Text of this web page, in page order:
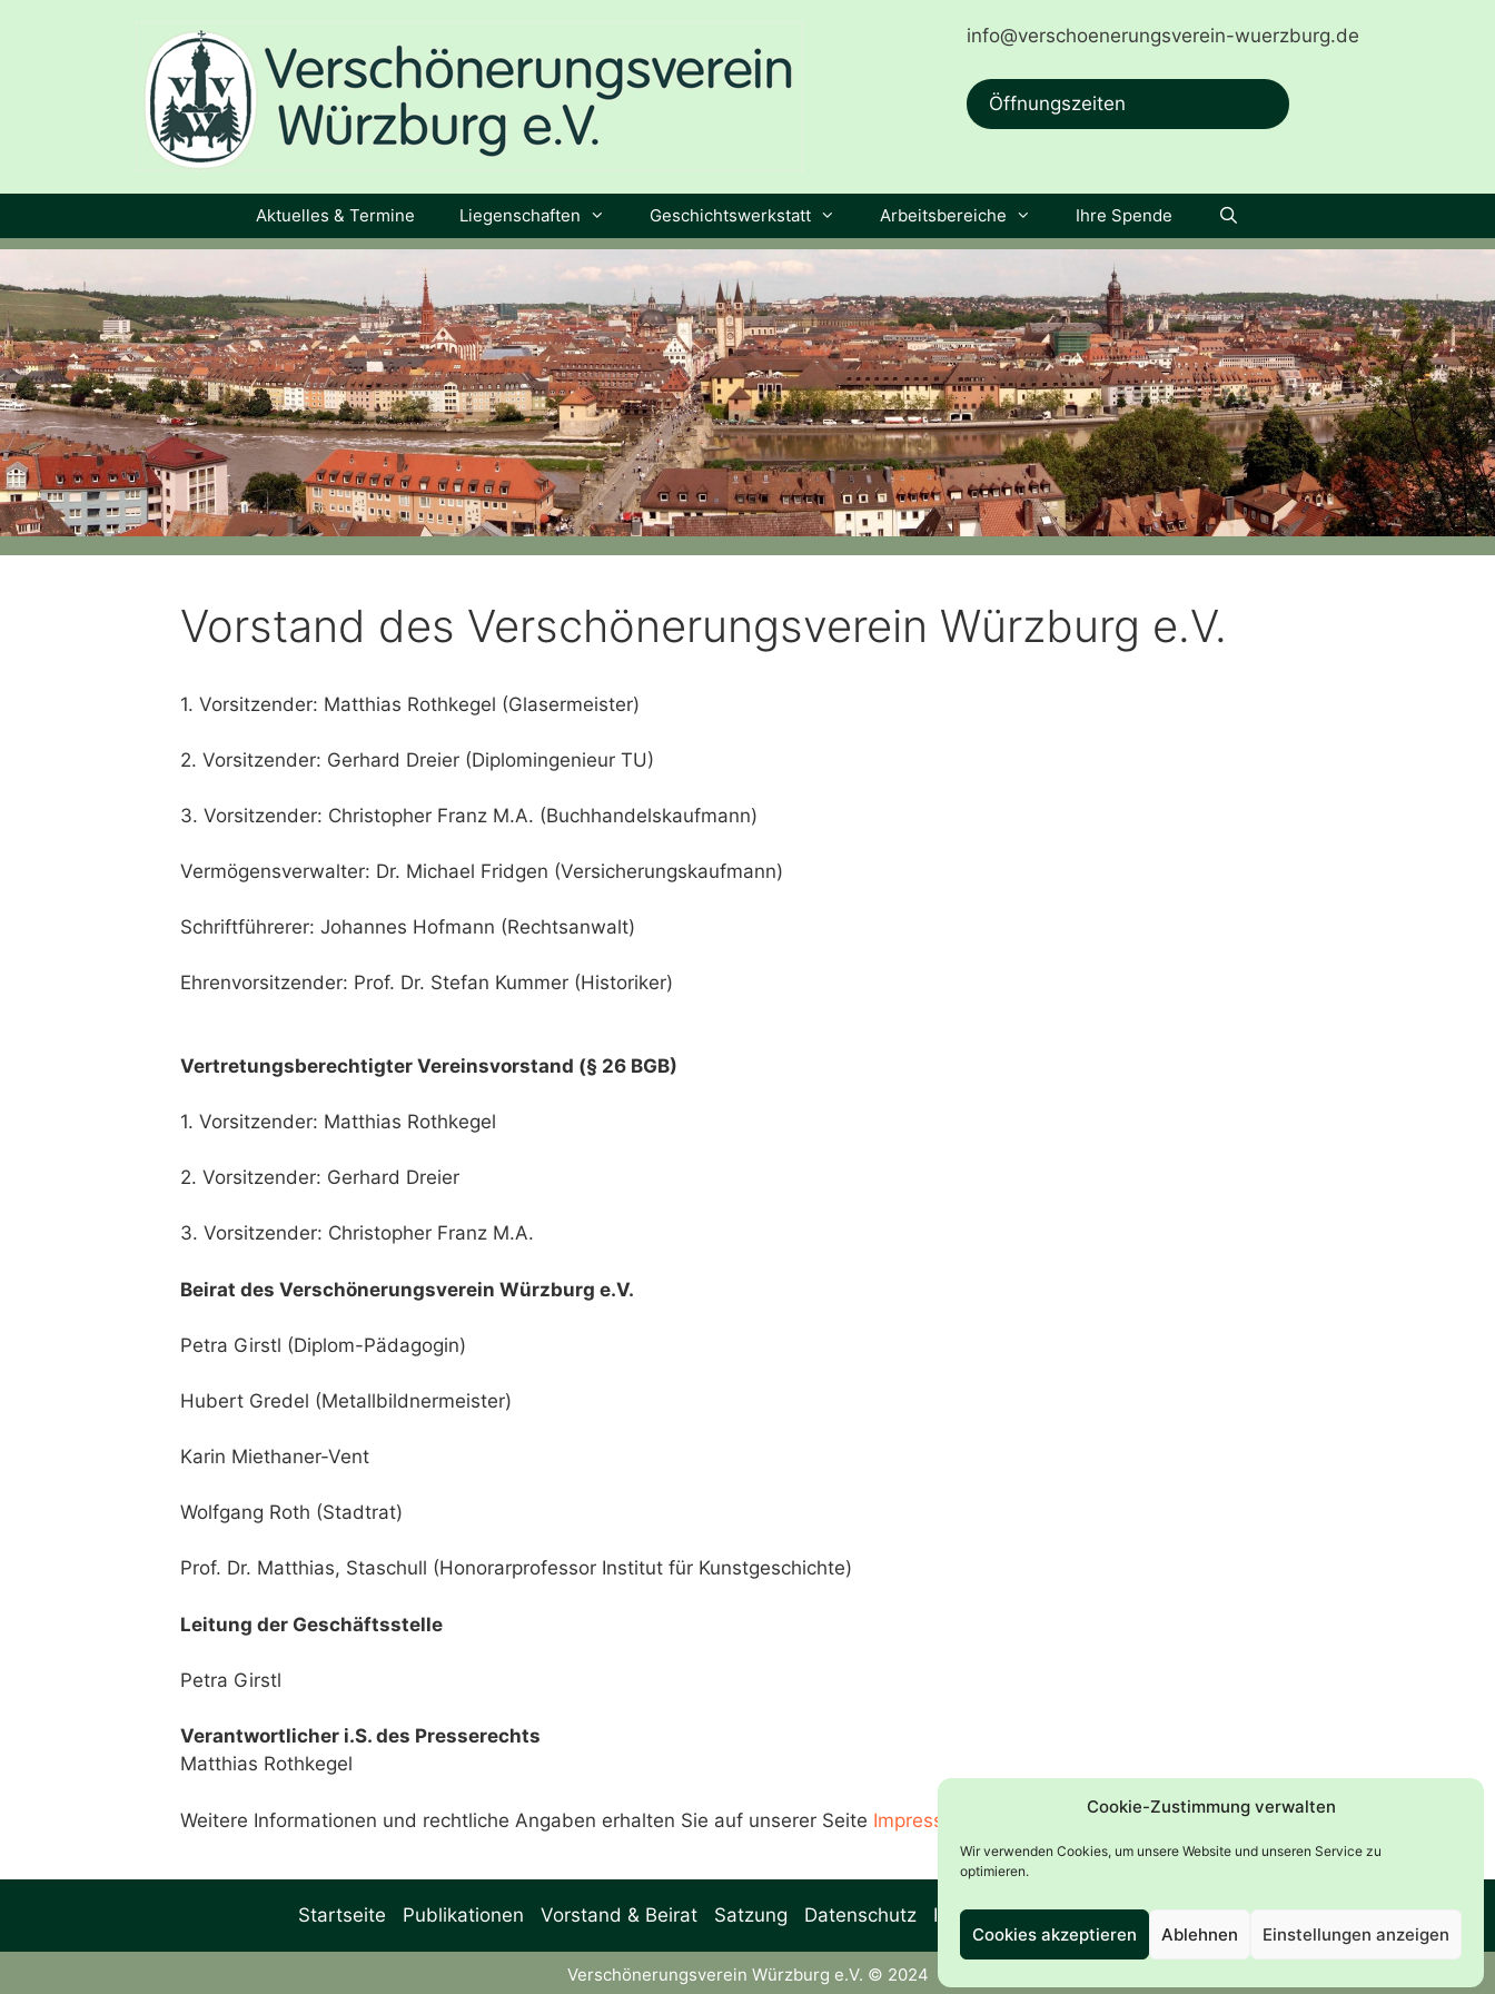
Cookie-Zustimmung verwalten
Wir verwenden Cookies, um unsere Website und unseren Service zu
optimieren.
Cookies akzeptieren Ablehnen Einstellungen anzeigen
info@verschoenerungsverein-wuerzburg.de
Öffnungszeiten
Aktuelles & Termine Liegenschaften Geschichtswerkstatt Arbeitsbereiche Ihre Spende
Vorstand des Verschönerungsverein Würzburg e.V.
1. Vorsitzender: Matthias Rothkegel (Glasermeister)
2. Vorsitzender: Gerhard Dreier (Diplomingenieur TU)
3. Vorsitzender: Christopher Franz M.A. (Buchhandelskaufmann)
Vermögensverwalter: Dr. Michael Fridgen (Versicherungskaufmann)
Schriftführerer: Johannes Hofmann (Rechtsanwalt)
Ehrenvorsitzender: Prof. Dr. Stefan Kummer (Historiker)
Vertretungsberechtigter Vereinsvorstand (§ 26 BGB)
1. Vorsitzender: Matthias Rothkegel
2. Vorsitzender: Gerhard Dreier
3. Vorsitzender: Christopher Franz M.A.
Beirat des Verschönerungsverein Würzburg e.V.
Petra Girstl (Diplom-Pädagogin)
Hubert Gredel (Metallbildnermeister)
Karin Miethaner-Vent
Wolfgang Roth (Stadtrat)
Prof. Dr. Matthias, Staschull (Honorarprofessor Institut für Kunstgeschichte)
Leitung der Geschäftsstelle
Petra Girstl
Verantwortlicher i.S. des Presserechts
Matthias Rothkegel
Weitere Informationen und rechtliche Angaben erhalten Sie auf unserer Seite Impressum
Startseite Publikationen Vorstand & Beirat Satzung Datenschutz Impressum Kontakt Cookies
Verschönerungsverein Würzburg e.V. © 2024